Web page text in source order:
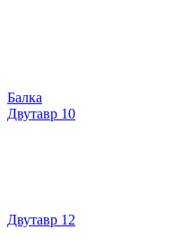
Балка
Двутавр 10
Двутавр 12